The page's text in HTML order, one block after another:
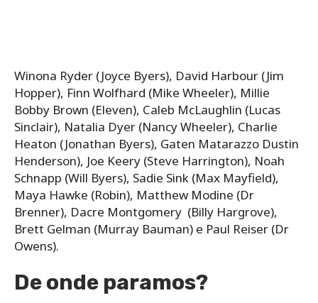
Winona Ryder (Joyce Byers), David Harbour (Jim
Hopper), Finn Wolfhard (Mike Wheeler), Millie
Bobby Brown (Eleven), Caleb McLaughlin (Lucas
Sinclair), Natalia Dyer (Nancy Wheeler), Charlie
Heaton (Jonathan Byers), Gaten Matarazzo Dustin
Henderson), Joe Keery (Steve Harrington), Noah
Schnapp (Will Byers), Sadie Sink (Max Mayfield),
Maya Hawke (Robin), Matthew Modine (Dr
Brenner), Dacre Montgomery (Billy Hargrove),
Brett Gelman (Murray Bauman) e Paul Reiser (Dr
Owens).
De onde paramos?